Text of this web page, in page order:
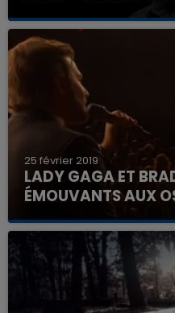
25 février 2019
LADY GAGA ET
ÉMOUVANTS AUX